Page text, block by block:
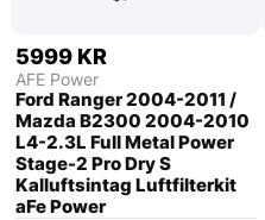
5999 KR
AFE Power
Ford Ranger 2004-2011 /
Mazda B2300 2004-2010
L4-2.3L Full Metal Power
Stage-2 Pro Dry S
Kalluftsintag Luftfilterkit
aFe Power